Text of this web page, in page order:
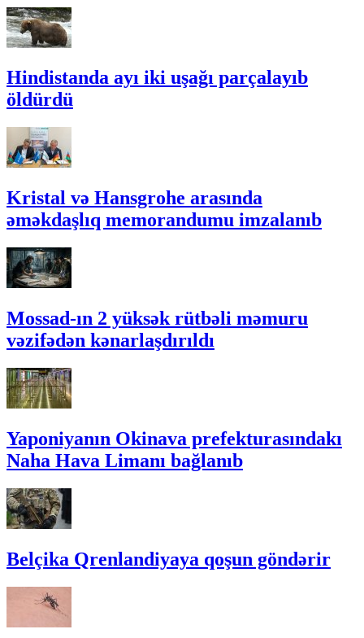
Hindistanda ayı iki uşağı parçalayıb
öldürdü
Kristal və Hansgrohe arasında
əməkdaşlıq memorandumu imzalanıb
Mossad-ın 2 yüksək rütbəli məmuru
vəzifədən kənarlaşdırıldı
Yaponiyanın Okinava prefekturasındakı
Naha Hava Limanı bağlanıb
Belçika Qrenlandiyaya qoşun göndərir